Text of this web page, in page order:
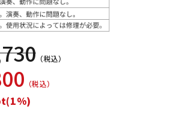
（税込）
（税込）